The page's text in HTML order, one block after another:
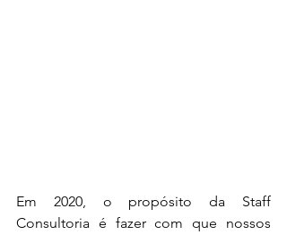
Em 2020, o propósito da Staff
Consultoria é fazer com que nossos